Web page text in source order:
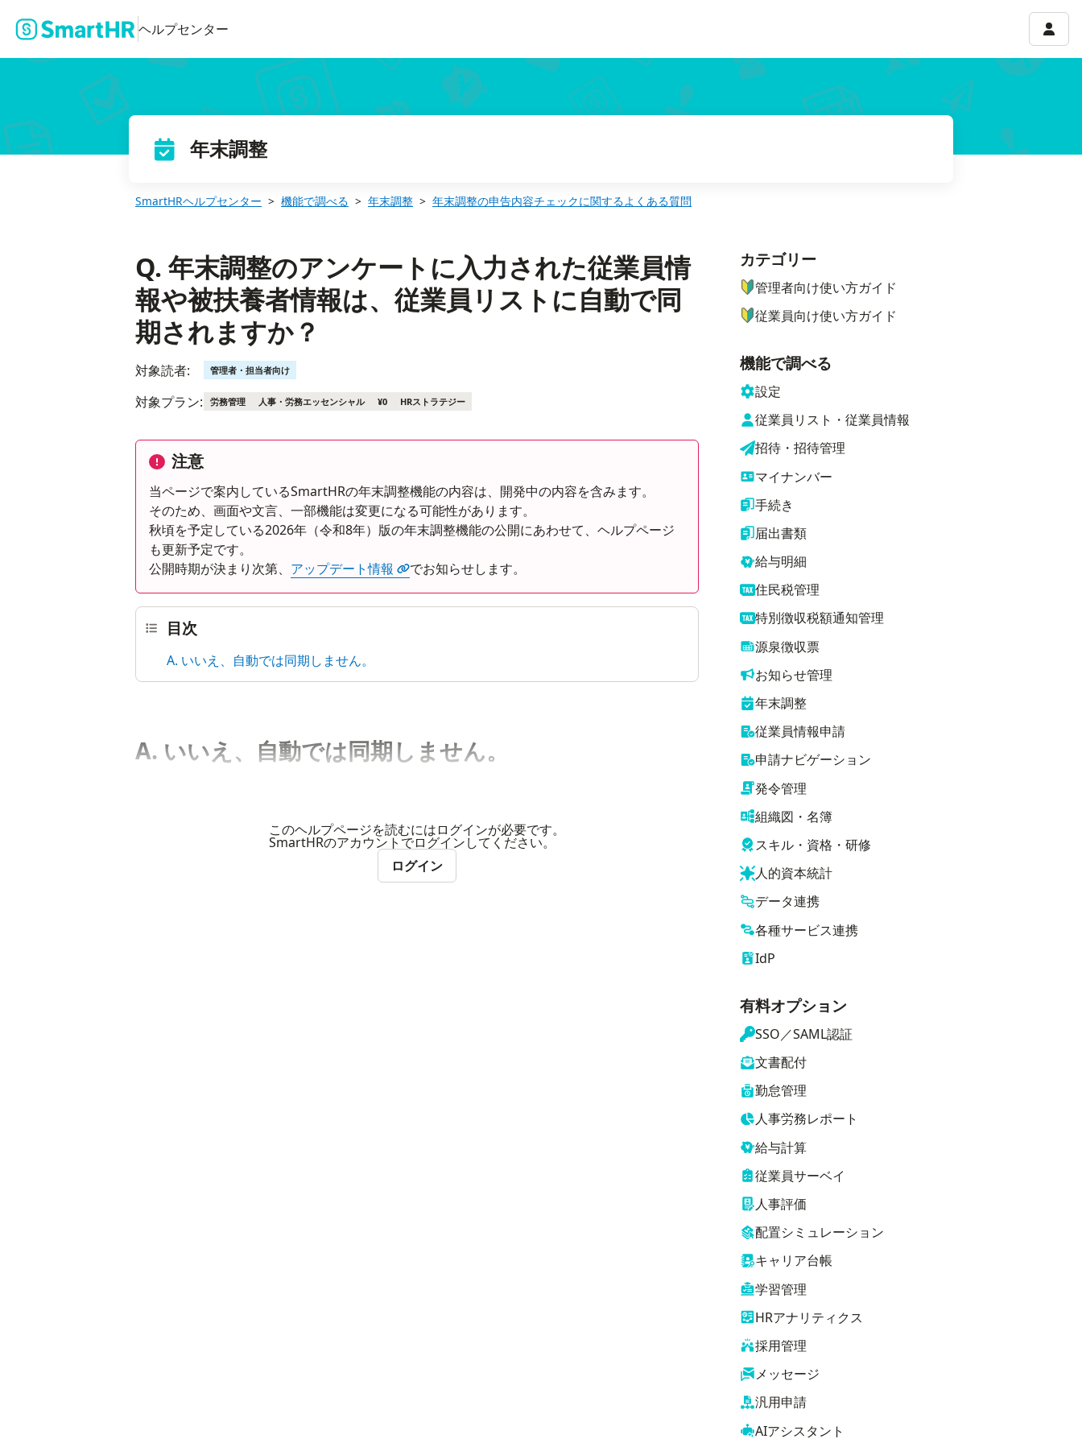
ヘルプセンター アカ
年末調整
SmartHRヘルプセンター 機能で調べる 年末調整 年末調整の申告内容チェックに関するよくある質問
Q. 年末調整のアンケートに入力された従業員情
報や被扶養者情報は、従業員リストに自動で同
期されますか？
対象読者: 管理者・担当者向け
対象プラン: 労務管理 人事・労務エッセンシャル ¥0 HRストラテジー
注意
当ページで案内しているSmartHRの年末調整機能の内容は、開発中の内容を含みます。
そのため、画面や文言、一部機能は変更になる可能性があります。
秋頃を予定している2026年（令和8年）版の年末調整機能の公開にあわせて、ヘルプページ
も更新予定です。
公開時期が決まり次第、 アップデート情報 でお知らせします。
目次
A. いいえ、自動では同期しません。
A. いいえ、自動では同期しません。
このヘルプページを読むにはログインが必要です。
SmartHRのアカウントでログインしてください。
ログイン
ナビゲーションメニュー
カテゴリー
管理者向け使い方ガイド
従業員向け使い方ガイド
機能で調べる
設定
従業員リスト・従業員情報
招待・招待管理
マイナンバー
手続き
届出書類
給与明細
住民税管理
特別徴収税額通知管理
源泉徴収票
お知らせ管理
年末調整
従業員情報申請
申請ナビゲーション
発令管理
組織図・名簿
スキル・資格・研修
人的資本統計
データ連携
各種サービス連携
IdP
有料オプション
SSO／SAML認証
文書配付
勤怠管理
人事労務レポート
給与計算
従業員サーベイ
人事評価
配置シミュレーション
キャリア台帳
学習管理
HRアナリティクス
採用管理
メッセージ
汎用申請
AIアシスタント